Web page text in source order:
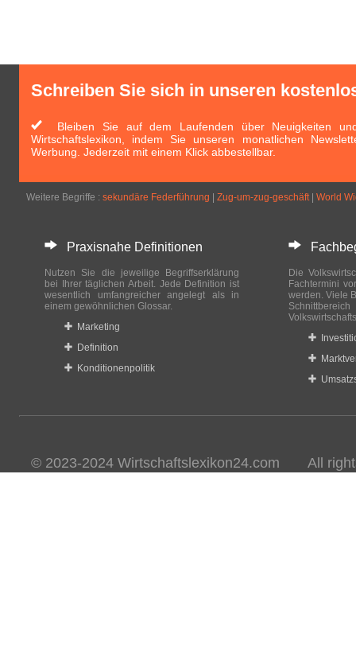
Schreiben Sie sich in unseren
Bleiben Sie auf dem Laufenden über Neuigkeiten
Wirtschaftslexikon, indem Sie unseren monatlichen
Werbung. Jederzeit mit einem Klick abbestellbar.
Weitere Begriffe : sekundäre Federführung Zug-um-zug-geschäft| World
Praxisnahe Definitionen
Nutzen Sie die jeweilige Begriffserklärung
bei Ihrer täglichen Arbeit. Jede Definition ist
wesentlich umfangreicher angelegt als in
einem gewöhnlichen Glossar.
Marketing
Definition
Konditionenpolitik
Die
Fachtermini
werden. Viele
© 2023-2024 Wirtschaftslexikon24.com All